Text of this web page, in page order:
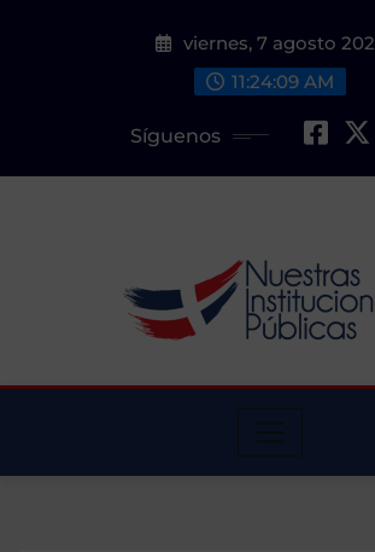
viernes, 7 agosto
11:24:10 AM
Síguenos